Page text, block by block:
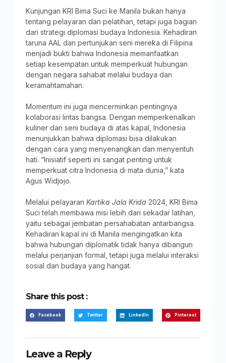
Kunjungan KRI Bima Suci ke Manila bukan hanya
tentang pelayaran dan pelatihan, tetapi juga bagian
dari strategi diplomasi budaya Indonesia. Kehadiran
taruna AAL dan pertunjukan seni mereka di Filipina
menjadi bukti bahwa Indonesia memanfaatkan
setiap kesempatan untuk memperkuat hubungan
dengan negara sahabat melalui budaya dan
keramahtamahan.
Momentum ini juga mencerminkan pentingnya
kolaborasi lintas bangsa. Dengan memperkenalkan
kuliner dan seni budaya di atas kapal, Indonesia
menunjukkan bahwa diplomasi bisa dilakukan
dengan cara yang menyenangkan dan menyentuh
hati. “Inisiatif seperti ini sangat penting untuk
memperkuat citra Indonesia di mata dunia,” kata
Agus Widjojo.
Melalui pelayaran Kartika Jala Krida 2024, KRI Bima
Suci telah membawa misi lebih dari sekadar latihan,
yaitu sebagai jembatan persahabatan antarbangsa.
Kehadiran kapal ini di Manila mengingatkan kita
bahwa hubungan diplomatik tidak hanya dibangun
melalui perjanjian formal, tetapi juga melalui interaksi
sosial dan budaya yang hangat.
Share this post :
Facebook Twitter LinkedIn Pinterest
Leave a Reply